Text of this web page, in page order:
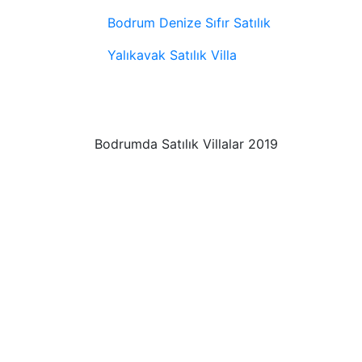
Bodrum Denize Sıfır Satılık
Yalıkavak Satılık Villa
Bodrumda Satılık Villalar 2019